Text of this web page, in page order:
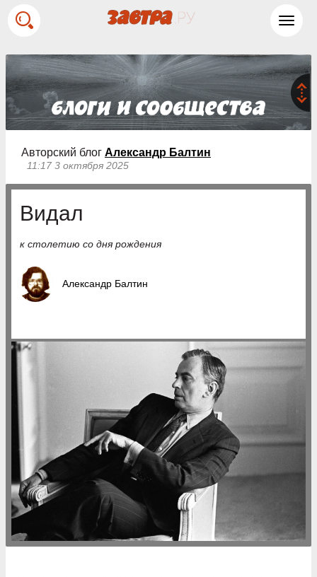
Авторский блог Александр Балтин
11:17 3 октября 2025
Видал
к столетию со дня рождения
Александр Балтин